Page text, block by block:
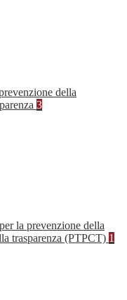
della
3
la prevenzione della
trasparenza (PTPCT) 1